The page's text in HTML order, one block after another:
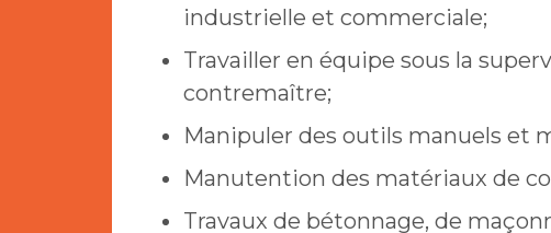
industrielle et commerciale;
Travailler en équipe sous la
contremaître;
Manipuler des outils manuels et
Manutention des matériaux de
Travaux de bétonnage, de